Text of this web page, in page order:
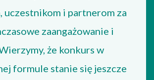
uczestnikom i partnerom za
zaangażowanie i
że konkurs w
formule stanie się jeszcze